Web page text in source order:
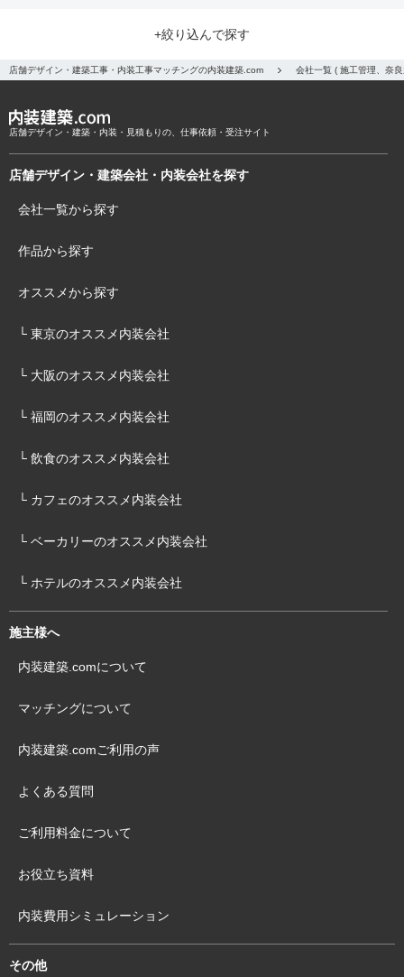
+絞り込んで探す
店舗デザイン・建築工事・内装工事マッチングの内装建築.com 会社一覧 ( 施工管理、奈
店舗デザイン・建築・内装・見積もりの、仕事依頼・受注サイト
店舗デザイン・建築会社・内装会社を探す
会社一覧から探す
作品から探す
オススメから探す
└ 東京のオススメ内装会社
└ 大阪のオススメ内装会社
└ 福岡のオススメ内装会社
└ 飲食のオススメ内装会社
└ カフェのオススメ内装会社
└ ベーカリーのオススメ内装会社
└ ホテルのオススメ内装会社
施主様へ
内装建築.comについて
マッチングについて
内装建築.comご利用の声
よくある質問
ご利用料金について
お役立ち資料
内装費用シミュレーション
その他